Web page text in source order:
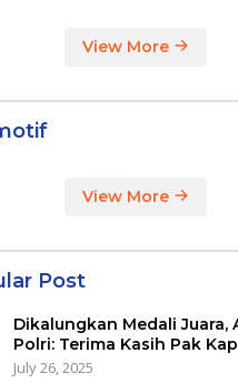
View More
View More
Post
Dikalungkan Medali Juara,
Polri: Terima Kasih Pak
July 26, 2025